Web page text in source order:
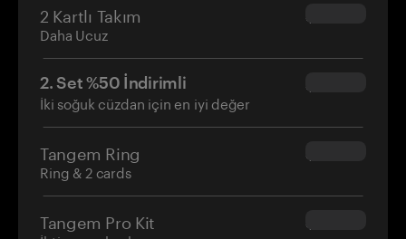
2 Kartlı Takım
Daha Ucuz
$54.90
2. Set %50 İndirimli
İki soğuk cüzdan için en iyi değer
$34.95
Tangem Ring
Ring & 2 cards
$160.00
Tangem Pro Kit $180.00